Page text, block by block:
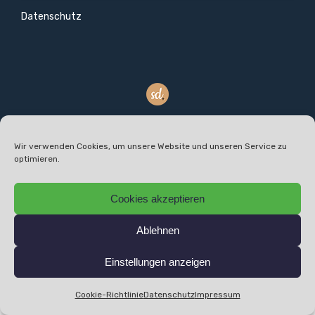
Wir verwenden Cookies, um unsere Website und unseren Service zu
optimieren.
Cookies akzeptieren
Ablehnen
Einstellungen anzeigen
Cookie-RichtlinieDatenschutzImpressum
Datenschutz
2026 SFM Service & Facility Management GmbH |
Impressum